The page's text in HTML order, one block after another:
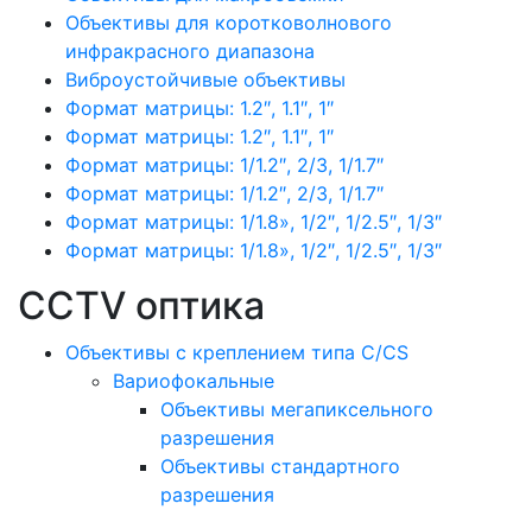
Объективы для коротковолнового
инфракрасного диапазона
Виброустойчивые объективы
Формат матрицы: 1.2″, 1.1″, 1″
Формат матрицы: 1.2″, 1.1″, 1″
Формат матрицы: 1/1.2″, 2/3, 1/1.7″
Формат матрицы: 1/1.2″, 2/3, 1/1.7″
Формат матрицы: 1/1.8», 1/2″, 1/2.5″, 1/3″
Формат матрицы: 1/1.8», 1/2″, 1/2.5″, 1/3″
CCTV оптика
Объективы с креплением типа C/CS
Вариофокальные
Объективы мегапиксельного
разрешения
Объективы стандартного
разрешения